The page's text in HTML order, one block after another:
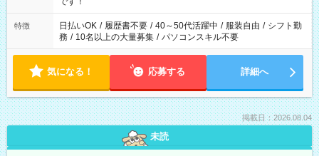
特徴 日払いOK / 履歴書不要 / 40～50代活躍中 / 服装自由 / シフト勤
務 / 10名以上の大量募集 / パソコンスキル不要
気になる！ 応募する 詳細へ
掲載日：2026.08.04
未読